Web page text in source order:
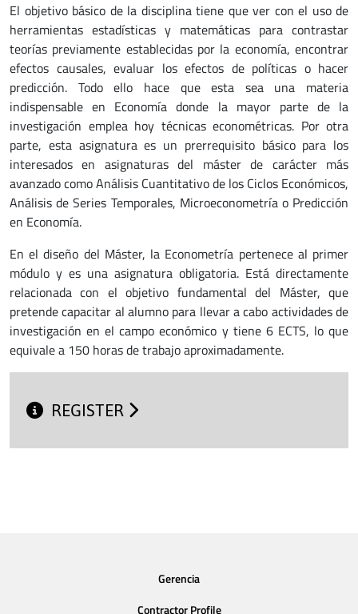
El objetivo básico de la disciplina tiene que ver con el uso de
herramientas estadísticas y matemáticas para contrastar
teorías previamente establecidas por la economía, encontrar
efectos causales, evaluar los efectos de políticas o hacer
predicción. Todo ello hace que esta sea una materia
indispensable en Economía donde la mayor parte de la
investigación emplea hoy técnicas econométricas. Por otra
parte, esta asignatura es un prerrequisito básico para los
interesados en asignaturas del máster de carácter más
avanzado como Análisis Cuantitativo de los Ciclos Económicos,
Análisis de Series Temporales, Microeconometría o Predicción
en Economía.
En el diseño del Máster, la Econometría pertenece al primer
módulo y es una asignatura obligatoria. Está directamente
relacionada con el objetivo fundamental del Máster, que
pretende capacitar al alumno para llevar a cabo actividades de
investigación en el campo económico y tiene 6 ECTS, lo que
equivale a 150 horas de trabajo aproximadamente.
REGISTER
Gerencia
Contractor Profile